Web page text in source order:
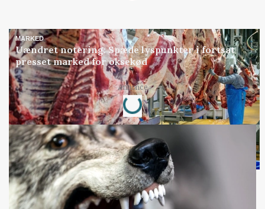
MARKED
Uændret notering: Spæde lyspunkter i fortsat
presset marked for oksekød
Annonce
Loading...